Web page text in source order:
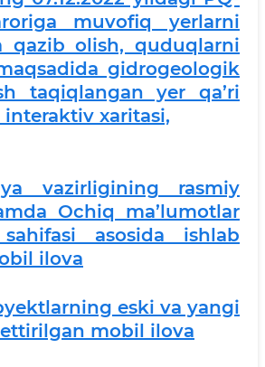
muvofiq yerlarni
qazib olish, quduqlarni
gidrogeologik
taqiqlangan yer qa’ri
xaritasi,
vazirligining rasmiy
Ochiq ma’lumotlar
asosida ishlab
ilova
eski va yangi
mobil ilova